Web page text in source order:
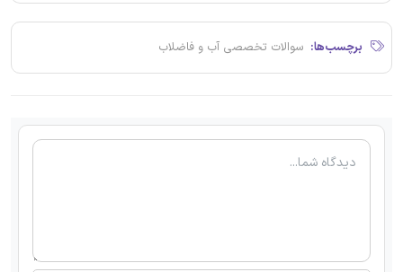
برچسب‌ها: سوالات تخصصی آب و فاضلاب